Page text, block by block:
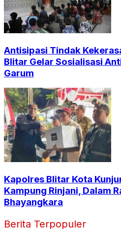
Antisipasi Tindak
Blitar Gelar Sosialisasi
Garum
Kapolres Blitar Kota
Kampung Rinjani, Dalam
Bhayangkara
Berita Terpopuler